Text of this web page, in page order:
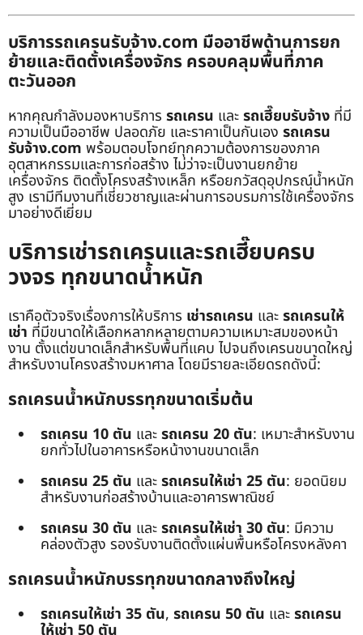
บริการรถเครนรับจ้าง.com มืออาชีพด้านการยก
ย้ายและติดตั้งเครื่องจักร ครอบคลุมพื้นที่ภาค
ตะวันออก
หากคุณกำลังมองหาบริการ รถเครน และรถเฮี๊ยบรับจ้าง ที่มี
ความเป็นมืออาชีพ ปลอดภัย และราคาเป็นกันเอง รถเครน
รับจ้าง.com พร้อมตอบโจทย์ทุกความต้องการของภาค
อุตสาหกรรมและการก่อสร้าง ไม่ว่าจะเป็นงานยกย้าย
เครื่องจักร ติดตั้งโครงสร้างเหล็ก หรือยกวัสดุอุปกรณ์น้ำหนัก
สูง เรามีทีมงานที่เชี่ยวชาญและผ่านการอบรมการใช้เครื่องจักร
มาอย่างดีเยี่ยม
บริการเช่ารถเครนและรถเฮี๊ยบครบ
วงจร ทุกขนาดน้ำหนัก
เราคือตัวจริงเรื่องการให้บริการ เช่ารถเครน และรถเครนให้
เช่า ที่มีขนาดให้เลือกหลากหลายตามความเหมาะสมของหน้า
งาน ตั้งแต่ขนาดเล็กสำหรับพื้นที่แคบ ไปจนถึงเครนขนาดใหญ่
สำหรับงานโครงสร้างมหาศาล โดยมีรายละเอียดรถดังนี้:
รถเครนน้ำหนักบรรทุกขนาดเริ่มต้น
รถเครน 10 ตัน และรถเครน 20 ตัน: เหมาะสำหรับงาน
ยกทั่วไปในอาคารหรือหน้างานขนาดเล็ก
รถเครน 25 ตัน และรถเครนให้เช่า 25 ตัน: ยอดนิยม
สำหรับงานก่อสร้างบ้านและอาคารพาณิชย์
รถเครน 30 ตัน และรถเครนให้เช่า 30 ตัน: มีความ
คล่องตัวสูง รองรับงานติดตั้งแผ่นพื้นหรือโครงหลังคา
รถเครนน้ำหนักบรรทุกขนาดกลางถึงใหญ่
รถเครนให้เช่า 35 ตัน, รถเครน 50 ตัน และรถเครน
ให้เช่า 50 ตัน